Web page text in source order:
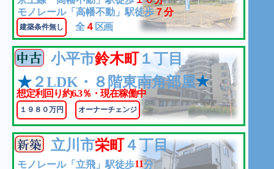
モノレール「高幡不動」駅徒歩 ７分
建築条件無し 全４ 区画
小平市鈴木町１丁目
★２LDK・８階東南角部屋★
想定利回り約6.3％・現在稼働中
１９８０万円 オーナーチェンジ
立川市栄町４丁目
モノレール「立飛」駅徒歩11分